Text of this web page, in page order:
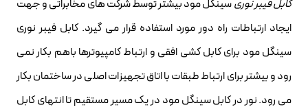
کابل فیبر نوریسینگل مود بیشتر توسط شرکت های مخابراتی و جهت
ایجاد ارتباطات راه دور مورد استفاده قرار می گیرد. کابل فیبر نوری
سینگل مود برای کابل کشی افقی و ارتباط کامپیوترها باهم بکار نمی
رود و بیشتر برای ارتباط طبقات با اتاق تجهیزات اصلی در ساختمان بکار
می رود. نور در کابل سینگل مود در یک مسیر مستقیم تا انتهای کابل